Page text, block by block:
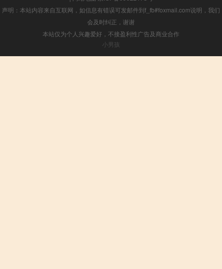
声明：本站内容来自互联网，如信息有错误可发邮件到f_fb#foxmail.com说明，我们
会及时纠正，谢谢
本站仅为个人兴趣爱好，不接盈利性广告及商业合作
小男孩